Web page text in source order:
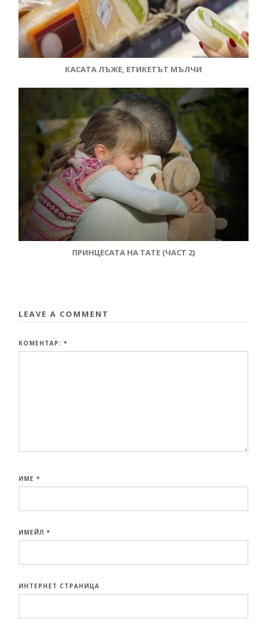
КАСАТА ЛЪЖЕ, ЕТИКЕТЪТ МЪЛЧИ
ПРИНЦЕСАТА НА ТАТЕ (ЧАСТ 2)
LEAVE A COMMENT
КОМЕНТАР:*
ИМЕ*
ИМЕЙЛ*
ИНТЕРНЕТ СТРАНИЦА